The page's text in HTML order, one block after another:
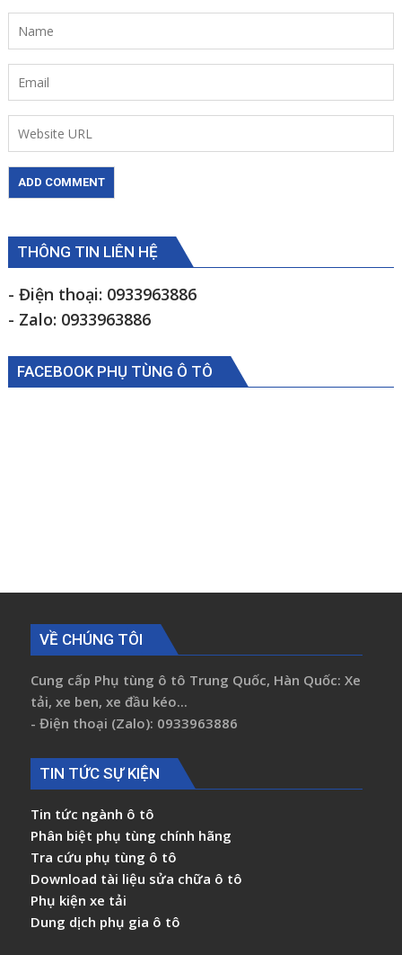
THÔNG TIN LIÊN HỆ
- Điện thoại: 0933963886
- Zalo: 0933963886
FACEBOOK PHỤ TÙNG Ô TÔ
VỀ CHÚNG TÔI
Cung cấp Phụ tùng ô tô Trung Quốc, Hàn Quốc: Xe
tải, xe ben, xe đầu kéo...
- Điện thoại (Zalo): 0933963886
TIN TỨC SỰ KIỆN
Tin tức ngành ô tô
Phân biệt phụ tùng chính hãng
Tra cứu phụ tùng ô tô
Download tài liệu sửa chữa ô tô
Phụ kiện xe tải
Dung dịch phụ gia ô tô